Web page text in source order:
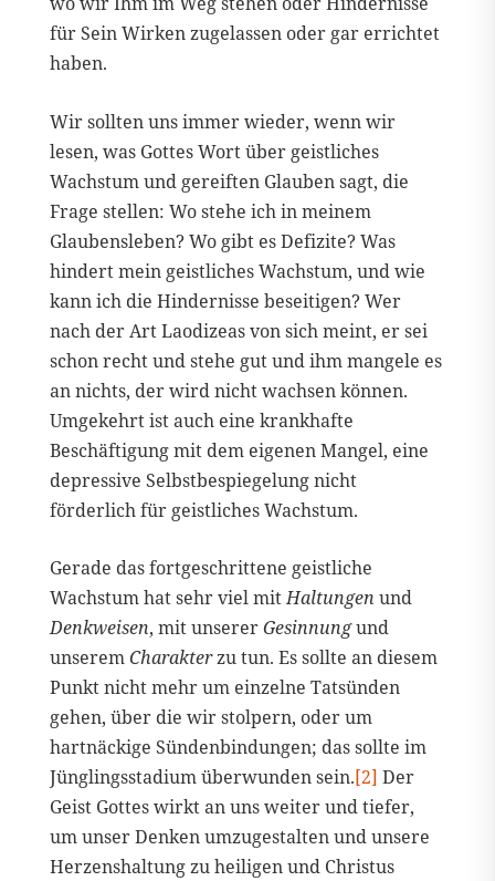
für Sein Wirken zugelassen oder gar errichtet
haben.
Wir sollten uns immer wieder, wenn wir
lesen, was Gottes Wort über geistliches
Wachstum und gereiften Glauben sagt, die
Frage stellen: Wo stehe ich in meinem
Glaubensleben? Wo gibt es Defizite? Was
hindert mein geistliches Wachstum, und wie
kann ich die Hindernisse beseitigen? Wer
nach der Art Laodizeas von sich meint, er sei
schon recht und stehe gut und ihm mangele es
an nichts, der wird nicht wachsen können.
Umgekehrt ist auch eine krankhafte
Beschäftigung mit dem eigenen Mangel, eine
depressive Selbstbespiegelung nicht
förderlich für geistliches Wachstum.
Gerade das fortgeschrittene geistliche
Wachstum hat sehr viel mitHaltungen und
Denkweisen, mit unsererGesinnungund
unseremCharakterzu tun. Es sollte an diesem
Punkt nicht mehr um einzelne Tatsünden
gehen, über die wir stolpern, oder um
hartnäckige Sündenbindungen; das sollte im
Jünglingsstadium überwunden sein.[2] Der
Geist Gottes wirkt an uns weiter und tiefer,
um unser Denken umzugestalten und unsere
Herzenshaltung zu heiligen und Christus